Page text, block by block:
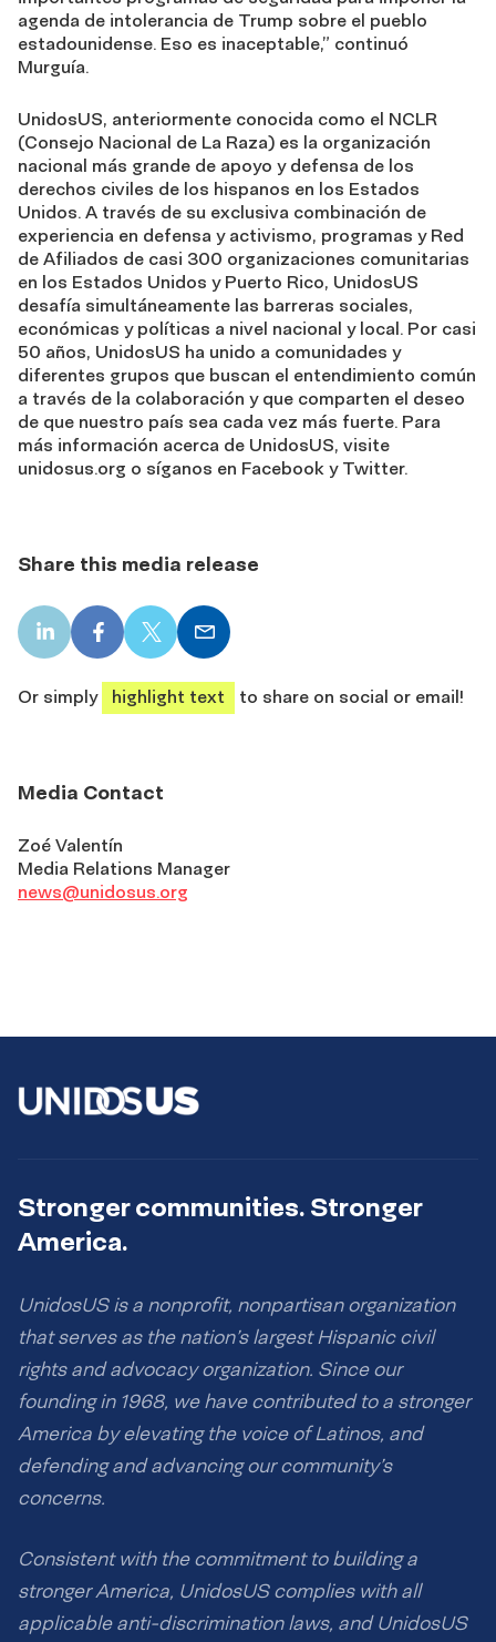
agenda de intolerancia de Trump sobre el pueblo
estadounidense. Eso es inaceptable,” continuó
Murguía.
UnidosUS, anteriormente conocida como el NCLR
(Consejo Nacional de La Raza) es la organización
nacional más grande de apoyo y defensa de los
derechos civiles de los hispanos en los Estados
Unidos. A través de su exclusiva combinación de
experiencia en defensa y activismo, programas y Red
de Afiliados de casi 300 organizaciones comunitarias
en los Estados Unidos y Puerto Rico, UnidosUS
desafía simultáneamente las barreras sociales,
económicas y políticas a nivel nacional y local. Por casi
50 años, UnidosUS ha unido a comunidades y
diferentes grupos que buscan el entendimiento común
a través de la colaboración y que comparten el deseo
de que nuestro país sea cada vez más fuerte. Para
más información acerca de UnidosUS, visite
unidosus.org o síganos en Facebook y Twitter.
Share this media release
LinkedIn
share
Facebook
share
X
share
Email
share
Or simply
highlight text to share on social or email!
Media Contact
Zoé Valentín
Media Relations Manager
news@unidosus.org
Stronger communities. Stronger
America.
UnidosUS is a nonprofit, nonpartisan organization
that serves as the nation’s largest Hispanic civil
rights and advocacy organization. Since our
founding in 1968, we have contributed to a stronger
America by elevating the voice of Latinos, and
defending and advancing our community’s
concerns.
Consistent with the commitment to building a
stronger America, UnidosUS complies with all
applicable anti-discrimination laws, and UnidosUS